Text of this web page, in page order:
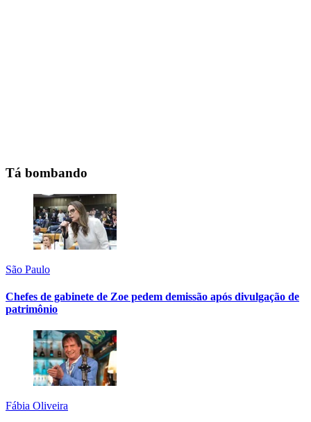
Tá bombando
São Paulo
Chefes de gabinete de Zoe pedem demissão após divulgação de
patrimônio
Fábia Oliveira